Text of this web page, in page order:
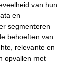
van hun
en
segmenteren
behoeften van
relevante en
opvallen met